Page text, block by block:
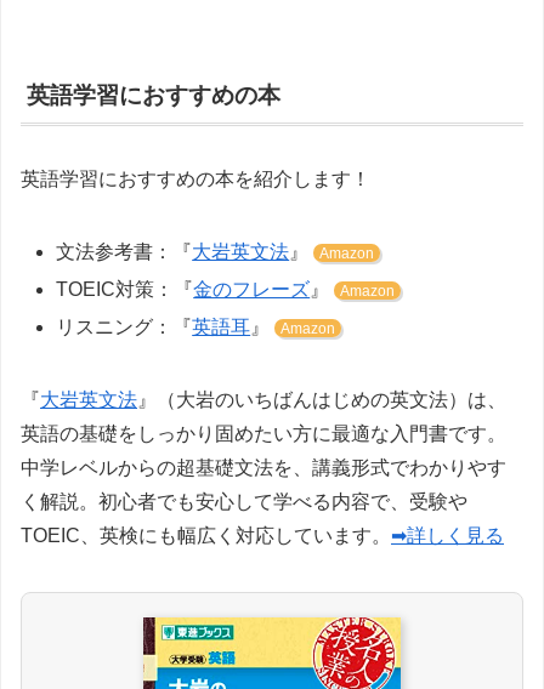
英語学習におすすめの本
英語学習におすすめの本を紹介します！
文法参考書：『大岩英文法 』 Amazon
TOEIC対策：『金のフレーズ 』 Amazon
リスニング：『英語耳 』 Amazon
『大岩英文法 』（大岩のいちばんはじめの英文法）は、
英語の基礎をしっかり固めたい方に最適な入門書です。
中学レベルからの超基礎文法を、講義形式でわかりやす
く解説。初心者でも安心して学べる内容で、受験や
TOEIC、英検にも幅広く対応しています。 ➡詳しく見る